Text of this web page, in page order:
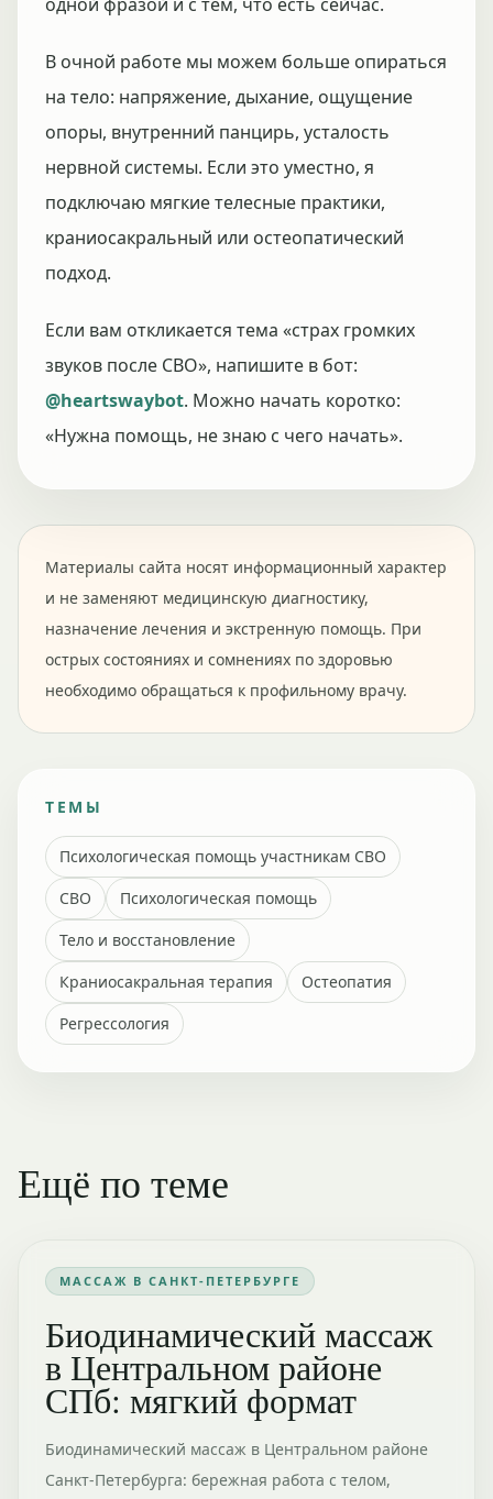
В очной работе мы можем больше опираться
на тело: напряжение, дыхание, ощущение
опоры, внутренний панцирь, усталость
нервной системы. Если это уместно, я
подключаю мягкие телесные практики,
краниосакральный или остеопатический
подход.
Если вам откликается тема «страх громких
звуков после СВО», напишите в бот:
@heartswaybot. Можно начать коротко:
«Нужна помощь, не знаю с чего начать».
Материалы сайта носят информационный характер
и не заменяют медицинскую диагностику,
назначение лечения и экстренную помощь. При
острых состояниях и сомнениях по здоровью
необходимо обращаться к профильному врачу.
ТЕМЫ
Психологическая помощь участникам СВО
СВО
Психологическая помощь
Тело и восстановление
Краниосакральная терапия
Остеопатия
Регрессология
Ещё по теме
МАССАЖ В САНКТ-ПЕТЕРБУРГЕ
Биодинамический массаж
в Центральном районе
СПб: мягкий формат
Биодинамический массаж в Центральном районе
Санкт-Петербурга: бережная работа с телом,